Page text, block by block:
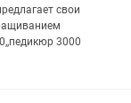
свои
3000